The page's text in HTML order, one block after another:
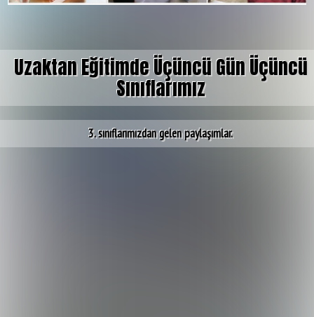
Uzaktan Eğitimde Üçüncü Gün Üçüncü
Sınıflarımız
3. sınıflarımızdan gelen paylaşımlar.